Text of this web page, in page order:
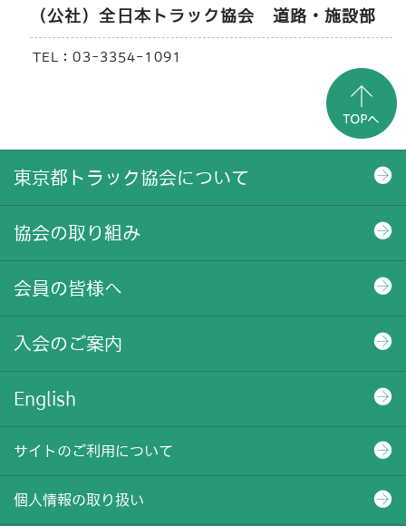
（公社）全日本トラック協会 道路・施設部
TEL：03-3354-1091
東京都トラック協会について
協会の取り組み
会員の皆様へ
入会のご案内
English
サイトのご利用について
個人情報の取り扱い